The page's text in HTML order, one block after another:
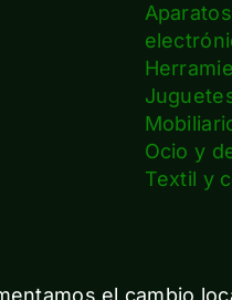
Ocio y
Textil y
el cambio